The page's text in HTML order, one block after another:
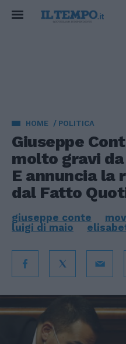
HOME POLITICA
Giuseppe
molto gravi
E annuncia la
dal Fatto
giuseppe conte
luigi di maio